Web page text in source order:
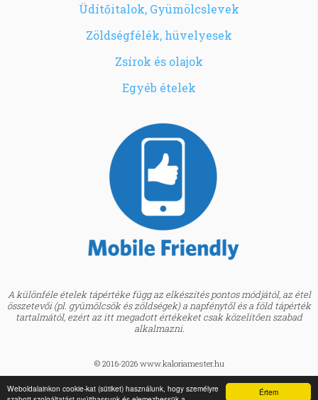
Értem
Weboldalainkon cookie-kat (sütiket) használunk, hogy személyre
Üdítőitalok, Gyümölcslevek
Zöldségfélék, hüvelyesek
Zsírok és olajok
Egyéb ételek
A különféle ételek tápértéke függ az elkészítés pontos módjától, az étel
összetevői (pl. gyümölcsök és zöldségek) a napfénytől és a föld tápérték
tartalmától, ezért az itt megadott értékeket csak közelítően szabad
alkalmazni.
© 2016-2026 www.kaloriamester.hu